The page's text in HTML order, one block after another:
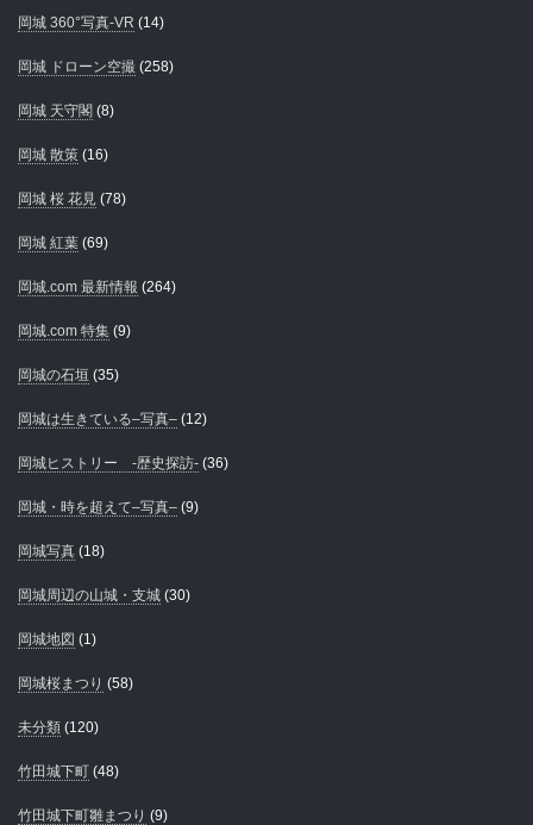
岡城 360°写真-VR (14)
岡城 ドローン空撮 (258)
岡城 天守閣 (8)
岡城 散策 (16)
岡城 桜 花見 (78)
岡城 紅葉 (69)
岡城.com 最新情報 (264)
岡城.com 特集 (9)
岡城の石垣 (35)
岡城は生きている–写真– (12)
岡城ヒストリー -歴史探訪- (36)
岡城・時を超えて–写真– (9)
岡城写真 (18)
岡城周辺の山城・支城 (30)
岡城地図 (1)
岡城桜まつり (58)
未分類 (120)
竹田城下町 (48)
竹田城下町雛まつり (9)